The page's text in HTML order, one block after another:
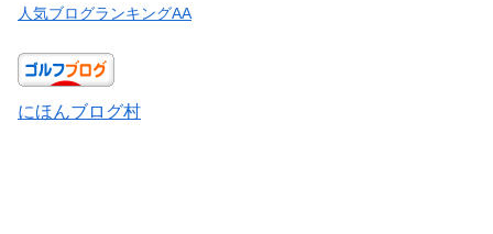
人気ブログランキングAA
にほんブログ村